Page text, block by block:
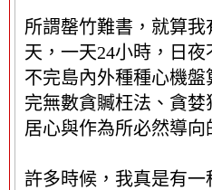
清
單
導
覽
所謂罄竹難書，就算
天，一天24小時，日
不完島內外種種心機
完無數貪贓枉法、貪
居心與作為所必然導向
許多時候，我真是有